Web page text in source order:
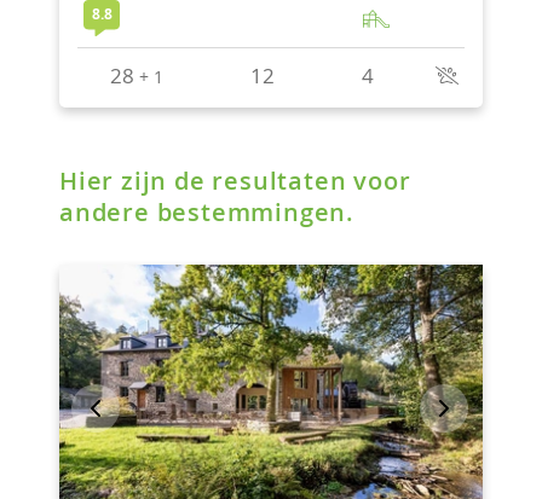
Hier zijn de resultaten voor
andere bestemmingen.